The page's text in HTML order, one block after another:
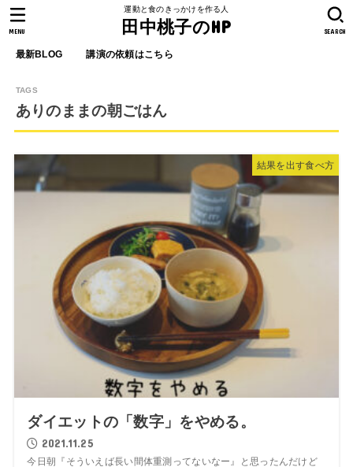
運動と食のきっかけを作る人
田中桃子のHP
最新BLOG 講演の依頼はこちら
SEARCH
MENU
ありのままの朝ごはん
結果を出す食べ方
ダイエットの「数字」をやめる。
2021.11.25
今日朝『そういえば長い間体重測ってないなー』と思ったんだけど